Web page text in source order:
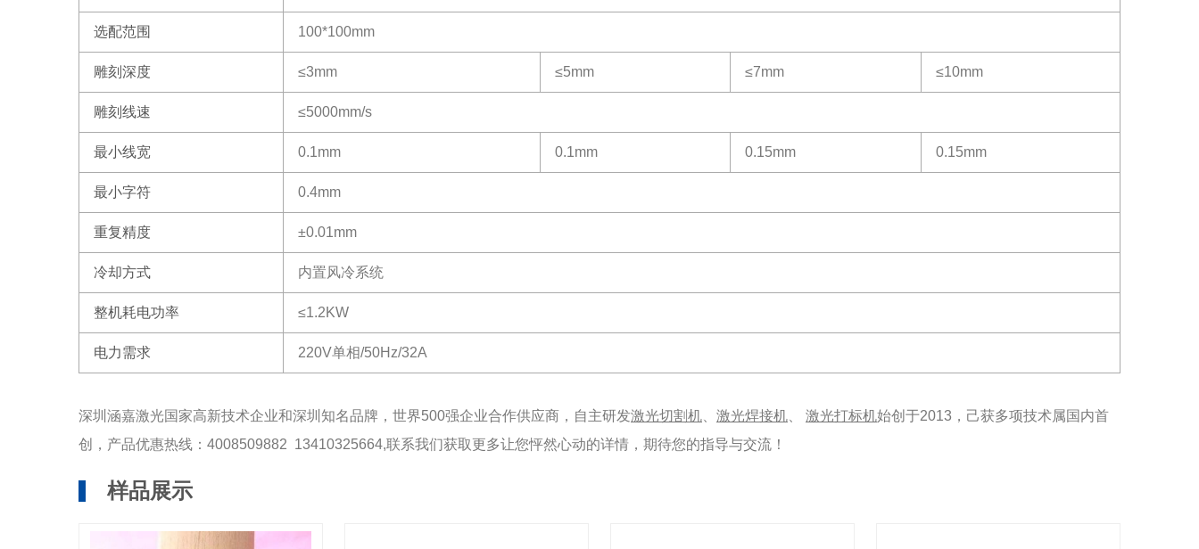
选配范围 100*100mm
雕刻深度 ≤3mm ≤5mm ≤7mm ≤10mm
雕刻线速 ≤5000mm/s
最小线宽 0.1mm 0.1mm 0.15mm 0.15mm
最小字符 0.4mm
重复精度 ±0.01mm
冷却方式 内置风冷系统
整机耗电功率 ≤1.2KW
电力需求 220V单相/50Hz/32A
深圳涵嘉激光国家高新技术企业和深圳知名品牌，世界500强企业合作供应商，自主研发激光切割机 激光焊接机 激光打标机始创于2013，己获多项技术属国内首
创，产品优惠热线：4008509882 13410325664,联系我们获取更多让您怦然心动的详情，期待您的指导与交流！
样品展示